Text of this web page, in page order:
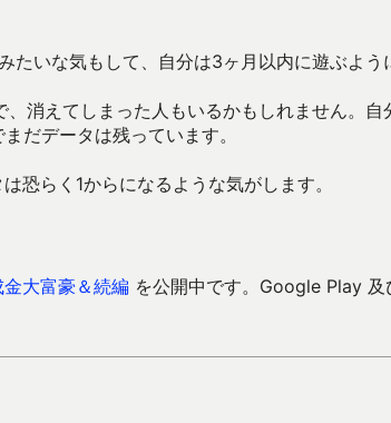
いな気もして、自分は3ヶ月以内に遊ぶよう
消えてしまった人もいるかもしれません。
だデータは残っています。
恐らく1からになるような気がします。
金大富豪＆続編 を公開中です。Google Play